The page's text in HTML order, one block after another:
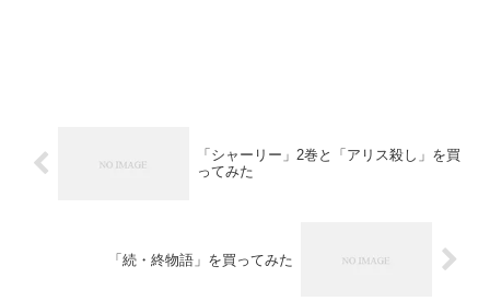
「シャーリー」2巻と「アリス殺し」を買
ってみた
「続・終物語」を買ってみた